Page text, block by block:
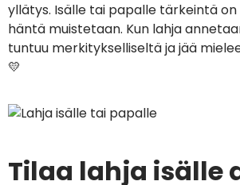
yllätys. Isälle tai papalle tärkeintä on
häntä muistetaan. Kun lahja
tuntuu merkitykselliseltä ja jää
💛
Tilaa lahja isälle